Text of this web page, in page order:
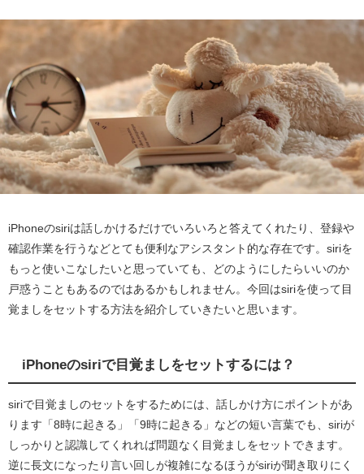
iPhoneのsiriは話しかけるだけでいろいろと答えてくれたり、登録や
確認作業を行うなどとても便利なアシスタント的な存在です。siriを
もっと使いこなしたいと思っていても、どのようにしたらいいのか
戸惑うこともあるのではあるかもしれません。今回はsiriを使って目
覚ましをセットする方法を紹介していきたいと思います。
iPhoneのsiriで目覚ましをセットするには？
siriで目覚ましのセットをするためには、話しかけ方にポイントがあ
ります「8時に起きる」「9時に起きる」などの短い言葉でも、siriが
しっかりと認識してくれれば問題なく目覚ましをセットできます。
逆に長文になったり言い回しが複雑になるほうがsiriが聞き取りにく